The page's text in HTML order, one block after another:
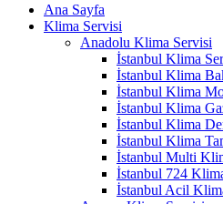
Ana Sayfa
Klima Servisi
Anadolu Klima Servisi
İstanbul Klima
İstanbul Klima
İstanbul Klima
İstanbul Klima
İstanbul Klima
İstanbul Klima
İstanbul Multi
İstanbul 724
İstanbul Acil